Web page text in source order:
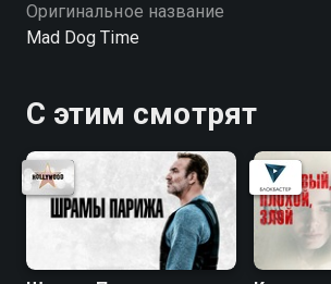
Оригинальное название
Mad Dog Time
С этим смотрят